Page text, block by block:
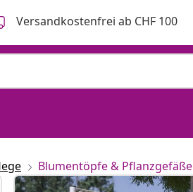
Versandkostenfrei ab CHF 100
Blumentöpfe & Pflanzgefäße